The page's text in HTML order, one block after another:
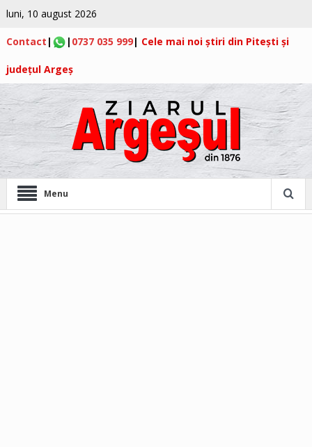
luni, 10 august 2026
Contact | | 0737 035 999| Cele mai noi știri din Pitești și
județul Argeș
Menu